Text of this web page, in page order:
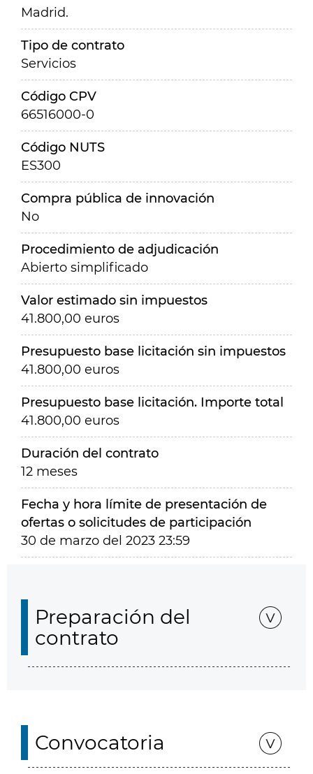
Madrid.
Tipo de contrato
Servicios
Código CPV
66516000-0
Código NUTS
ES300
Compra pública de innovación
No
Procedimiento de adjudicación
Abierto simplificado
Valor estimado sin impuestos
41.800,00 euros
Presupuesto base licitación sin impuestos
41.800,00 euros
Presupuesto base licitación. Importe total
41.800,00 euros
Duración del contrato
12 meses
Fecha y hora límite de presentación de
ofertas o solicitudes de participación
30 de marzo del 2023 23:59
Preparación del
contrato
Convocatoria